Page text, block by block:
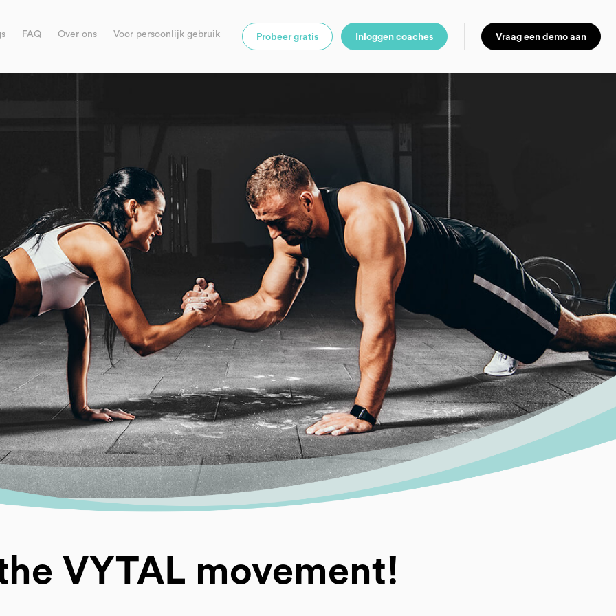
FAQ Over ons Voor persoonlijk gebruik Probeer gratis Inloggen coaches Vraag een demo aan
VYTAL movement!